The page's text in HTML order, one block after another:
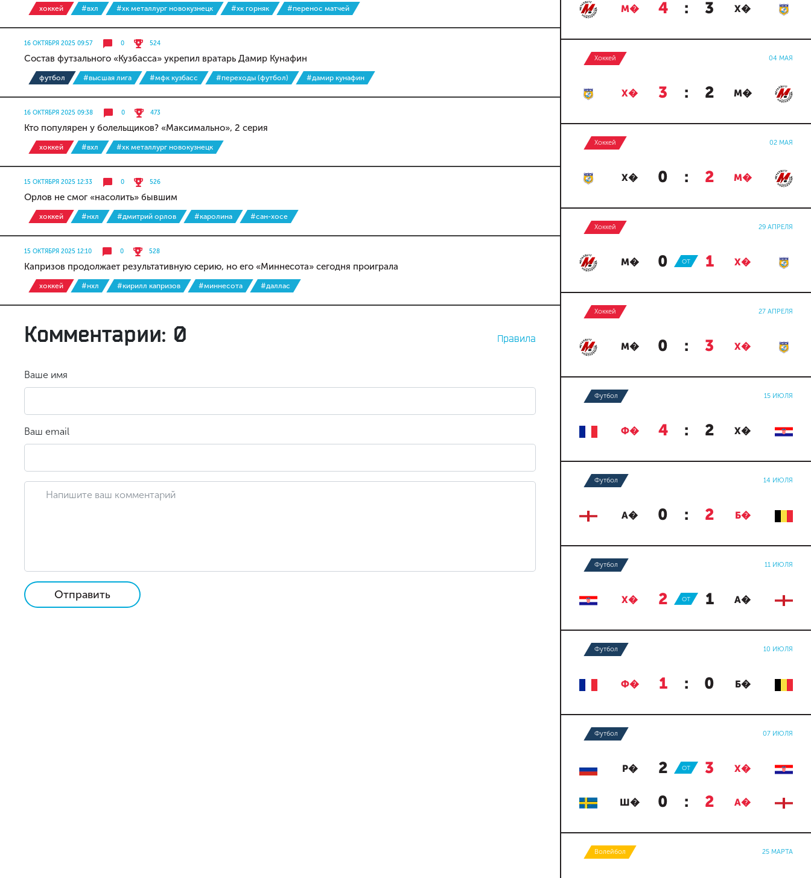
хоккей #вхл #хк металлург новокузнецк #хк горняк #перенос матчей
16 ОКТЯБРЯ 2025 09:57 0 524
Состав футзального «Кузбасса» укрепил вратарь Дамир Кунафин
футбол #высшая лига #мфк кузбасс #переходы (футбол) #дамир кунафин
16 ОКТЯБРЯ 2025 09:38 0 473
Кто популярен у болельщиков? «Максимально», 2 серия
хоккей #вхл #хк металлург новокузнецк
15 ОКТЯБРЯ 2025 12:33 0 526
Орлов не смог «насолить» бывшим
хоккей #нхл #дмитрий орлов #каролина #сан-хосе
15 ОКТЯБРЯ 2025 12:10 0 528
Капризов продолжает результативную серию, но его «Миннесота» сегодня проиграла
хоккей #нхл #кирилл капризов #миннесота #даллас
Комментарии: 0 Правила
Ваше имя
Ваш email
Отправить
М� 4 : 3 Х�
Хоккей 04 МАЯ
Х� 3 : 2 М�
Хоккей 02 МАЯ
Х� 0 : 2 М�
Хоккей 29 АПРЕЛЯ
М� 0 : 1 Х�
ОТ
Хоккей 27 АПРЕЛЯ
М� 0 : 3 Х�
Футбол 15 ИЮЛЯ
Ф� 4 : 2 Х�
Футбол 14 ИЮЛЯ
А� 0 : 2 Б�
Футбол 11 ИЮЛЯ
Х� 2 : 1 А�
ОТ
Футбол 10 ИЮЛЯ
Ф� 1 : 0 Б�
Футбол 07 ИЮЛЯ
Р� 2 : 3 Х�
ОТ
Ш� 0 : 2 А�
Волейбол 25 МАРТА